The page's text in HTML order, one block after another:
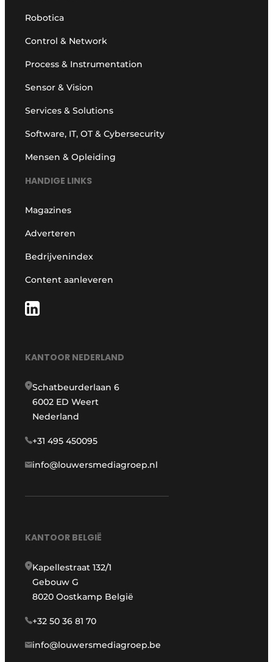
Robotica
Control & Network
Process & Instrumentation
Sensor & Vision
Services & Solutions
Software, IT, OT & Cybersecurity
Mensen & Opleiding
HANDIGE LINKS
Magazines
Adverteren
Bedrijvenindex
Content aanleveren
KANTOOR NEDERLAND
Schatbeurderlaan 6
6002 ED Weert
Nederland
+31 495 450095
info@louwersmediagroep.nl
KANTOOR BELGIË
Kapellestraat 132/1
Gebouw G
8020 Oostkamp België
+32 50 36 81 70
info@louwersmediagroep.be